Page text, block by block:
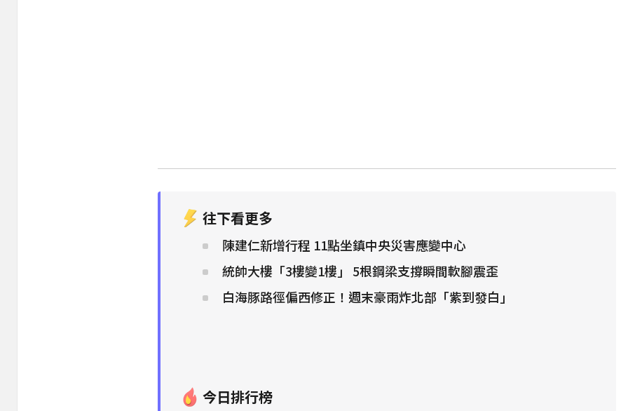
往下看更多
陳建仁新增行程 11點坐鎮中央災害應變中心
統帥大樓「3樓變1樓」 5根鋼梁支撐瞬間軟腳震歪
白海豚路徑偏西修正！週末豪雨炸北部「紫到發白」
今日排行榜